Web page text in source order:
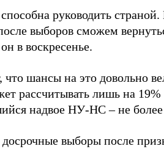
руководить
выборов сможем
в воскресенье.
шансы на это довольно
рассчитывать лишь на 19%
надвое НУ-НС – не
выборы после